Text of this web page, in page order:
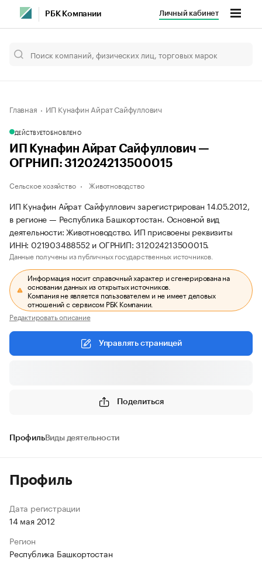
РБК Компании Личный кабинет
Главная ИП Кунафин Айрат Сайфуллович
ДЕЙСТВУЕТОБНОВЛЕНО
ИП Кунафин Айрат Сайфуллович —
ОГРНИП: 312024213500015
Сельское хозяйство Животноводство
ИП Кунафин Айрат Сайфуллович зарегистрирован 14.05.2012,
в регионе — Республика Башкортостан. Основной вид
деятельности: Животноводство. ИП присвоены реквизиты
ИНН: 021903488552 и ОГРНИП: 312024213500015.
Данные получены из публичных государственных источников.
Информация носит справочный характер и сгенерирована на
основании данных из открытых источников.
Компания не является пользователем и не имеет деловых
отношений с сервисом РБК Компании.
Редактировать описание
Управлять страницей
Поделиться
ПрофильВиды деятельности
Профиль
Дата регистрации
14 мая 2012
Регион
Республика Башкортостан